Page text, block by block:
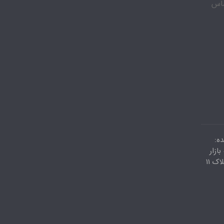
با شماره 09035809343 تماس
کویتیها پاساژ اعظم طبقه دوم پلاک ۱۱